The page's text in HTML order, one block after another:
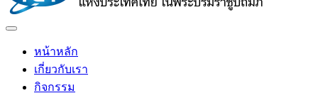
หน้าหลัก
เกี่ยวกับเรา
กิจกรรม